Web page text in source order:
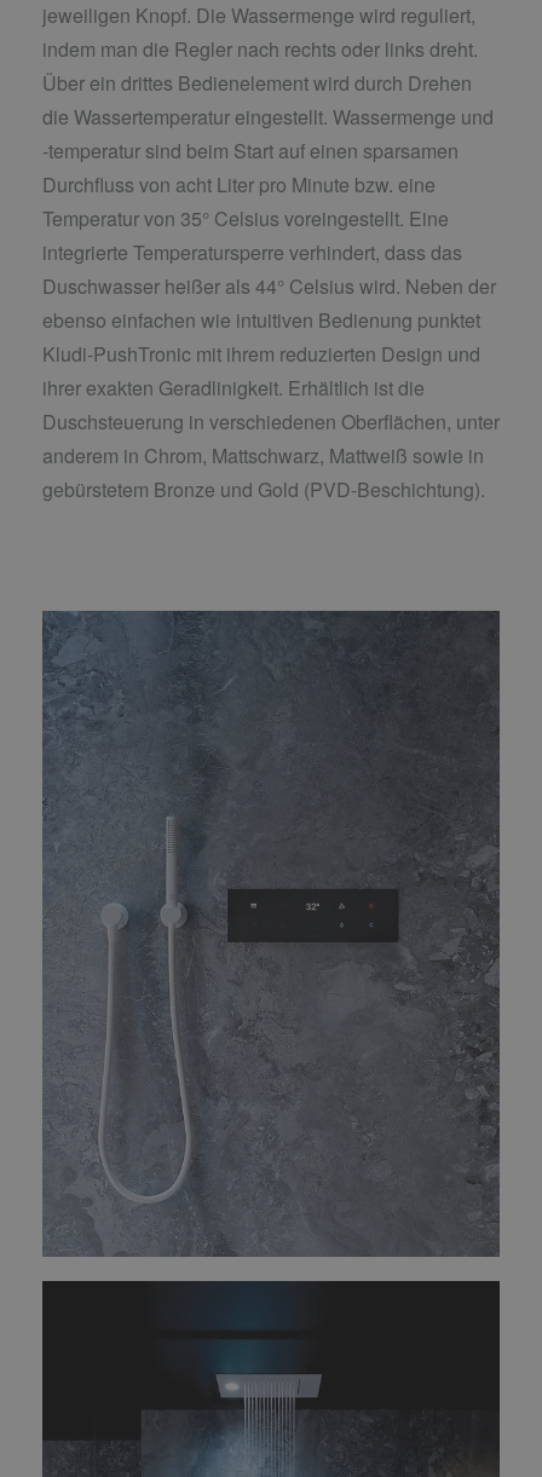
jeweiligen Knopf. Die Wassermenge wird reguliert,
indem man die Regler nach rechts oder links dreht.
Über ein drittes Bedienelement wird durch Drehen
die Wassertemperatur eingestellt. Wassermenge und
-temperatur sind beim Start auf einen sparsamen
Durchfluss von acht Liter pro Minute bzw. eine
Temperatur von 35° Celsius voreingestellt. Eine
integrierte Temperatursperre verhindert, dass das
Duschwasser heißer als 44° Celsius wird. Neben der
ebenso einfachen wie intuitiven Bedienung punktet
Kludi-PushTronic mit ihrem reduzierten Design und
ihrer exakten Geradlinigkeit. Erhältlich ist die
Duschsteuerung in verschiedenen Oberflächen, unter
anderem in Chrom, Mattschwarz, Mattweiß sowie in
gebürstetem Bronze und Gold (PVD-Beschichtung).